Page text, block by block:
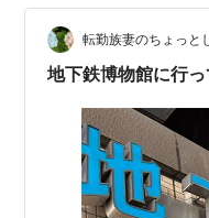
・東京地下鉄道（現
１０００形１００１号
線 ３００形３０１号車
・東京高速鉄道（現
００形１２９号車（
転勤族妻のちょっと
地下鉄博物館に行